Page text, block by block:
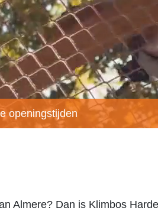
openingstijden
Almere? Dan is Klimbos